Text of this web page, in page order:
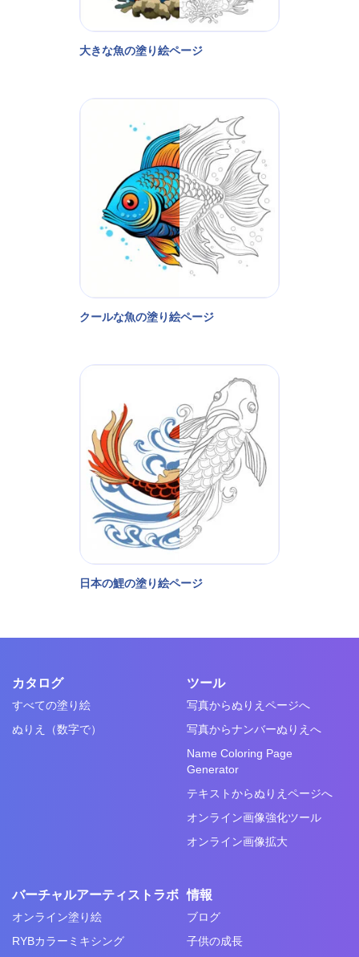
大きな魚の塗り絵ページ
クールな魚の塗り絵ページ
日本の鯉の塗り絵ページ
カタログ
すべての塗り絵
ぬりえ（数字で）
ツール
写真からぬりえページへ
写真からナンバーぬりえへ
Name Coloring Page
Generator
テキストからぬりえページへ
オンライン画像強化ツール
オンライン画像拡大
バーチャルアーティストラボ
オンライン塗り絵
RYBカラーミキシング
情報
ブログ
子供の成長